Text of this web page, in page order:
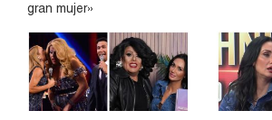
gran mujer»